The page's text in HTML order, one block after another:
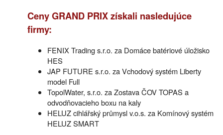
Ceny GRAND PRIX získali nasledujúce
firmy:
FENIX Trading s.r.o. za Domáce batériové úložisko
HES
JAP FUTURE s.r.o. za Vchodový systém Liberty
model Full
TopolWater, s.r.o. za Zostava ČOV TOPAS a
odvodňovacieho boxu na kaly
HELUZ cihlářský průmysl v.o.s. za Komínový systém
HELUZ SMART